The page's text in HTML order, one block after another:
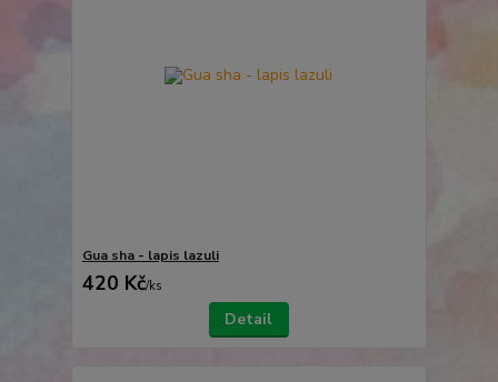
Gua sha - lapis lazuli
420 Kč/ks
Detail